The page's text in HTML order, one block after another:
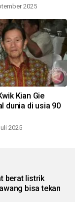
2025
Kian Gie
dunia di usia 90
2025
berat listrik
bisa tekan